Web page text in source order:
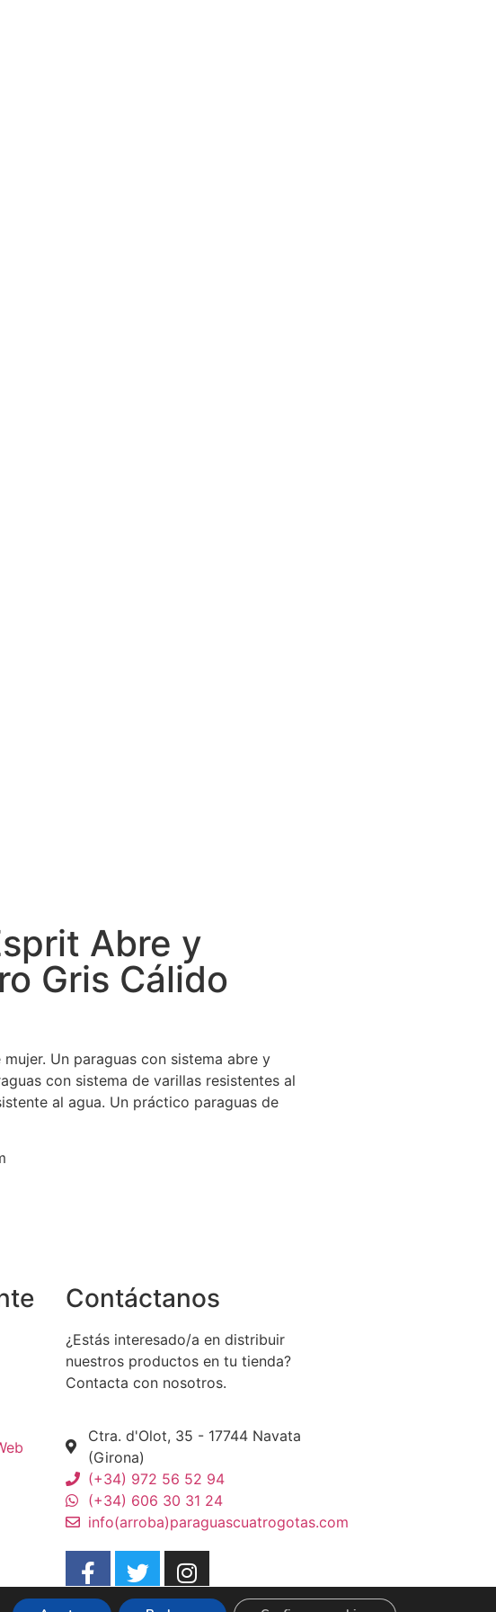
Abre y
Gris Cálido
Un paraguas con sistema abre y
con sistema de varillas resistentes al
al agua. Un práctico paraguas de
Contáctanos
¿Estás interesado/a en distribuir
nuestros productos en tu tienda?
Contacta con nosotros.
Ctra. d'Olot, 35 - 17744 Navata
(Girona)
(+34) 972 56 52 94
(+34) 606 30 31 24
info(arroba)paraguascuatrogotas.com